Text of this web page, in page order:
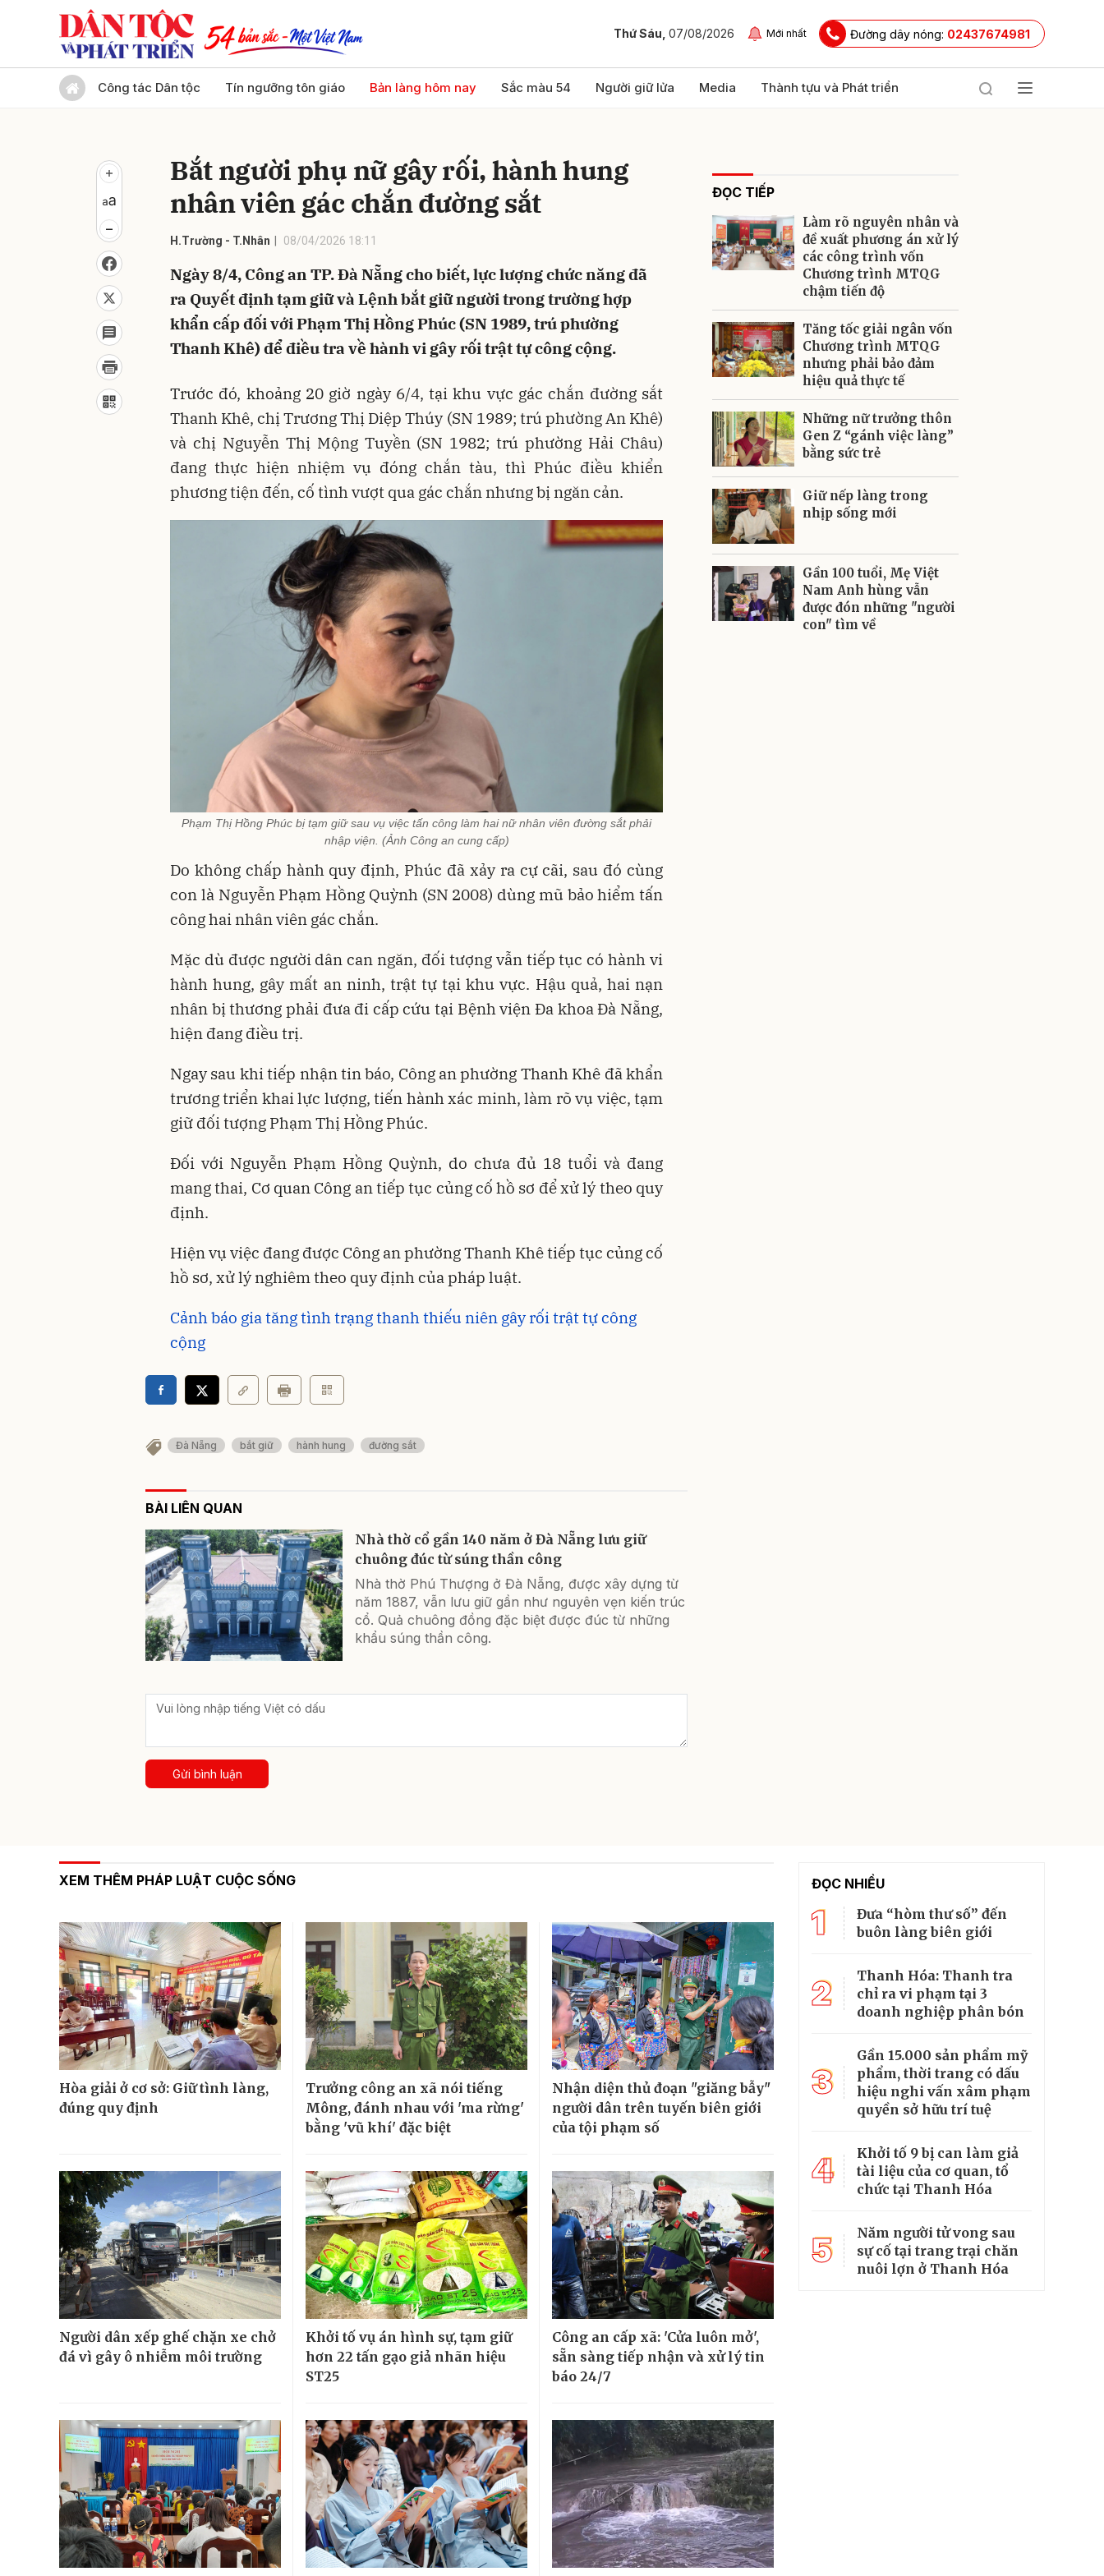
Thứ Sáu, 07/08/2026 Mới nhất Đường dây nóng: 02437674981
Công tác Dân tộc Tín ngưỡng tôn giáo Bản làng hôm nay Sắc màu 54 Người giữ lửa Media Thành tựu và Phát triển
Bắt người phụ nữ gây rối, hành hung
nhân viên gác chắn đường sắt
H.Trường - T.Nhân 08/04/2026 18:11
Ngày 8/4, Công an TP. Đà Nẵng cho biết, lực lượng chức năng đã
ra Quyết định tạm giữ và Lệnh bắt giữ người trong trường hợp
khẩn cấp đối với Phạm Thị Hồng Phúc (SN 1989, trú phường
Thanh Khê) để điều tra về hành vi gây rối trật tự công cộng.
Trước đó, khoảng 20 giờ ngày 6/4, tại khu vực gác chắn đường sắt
Thanh Khê, chị Trương Thị Diệp Thúy (SN 1989; trú phường An Khê)
và chị Nguyễn Thị Mộng Tuyền (SN 1982; trú phường Hải Châu)
đang thực hiện nhiệm vụ đóng chắn tàu, thì Phúc điều khiển
phương tiện đến, cố tình vượt qua gác chắn nhưng bị ngăn cản.
Phạm Thị Hồng Phúc bị tạm giữ sau vụ việc tấn công làm hai nữ nhân viên đường sắt phải
nhập viện. (Ảnh Công an cung cấp)
Do không chấp hành quy định, Phúc đã xảy ra cự cãi, sau đó cùng
con là Nguyễn Phạm Hồng Quỳnh (SN 2008) dùng mũ bảo hiểm tấn
công hai nhân viên gác chắn.
Mặc dù được người dân can ngăn, đối tượng vẫn tiếp tục có hành vi
hành hung, gây mất an ninh, trật tự tại khu vực. Hậu quả, hai nạn
nhân bị thương phải đưa đi cấp cứu tại Bệnh viện Đa khoa Đà Nẵng,
hiện đang điều trị.
Ngay sau khi tiếp nhận tin báo, Công an phường Thanh Khê đã khẩn
trương triển khai lực lượng, tiến hành xác minh, làm rõ vụ việc, tạm
giữ đối tượng Phạm Thị Hồng Phúc.
Đối với Nguyễn Phạm Hồng Quỳnh, do chưa đủ 18 tuổi và đang
mang thai, Cơ quan Công an tiếp tục củng cố hồ sơ để xử lý theo quy
định.
Hiện vụ việc đang được Công an phường Thanh Khê tiếp tục củng cố
hồ sơ, xử lý nghiêm theo quy định của pháp luật.
Cảnh báo gia tăng tình trạng thanh thiếu niên gây rối trật tự công
cộng
Đà Nẵng bắt giữ hành hung đường sắt
BÀI LIÊN QUAN
Nhà thờ cổ gần 140 năm ở Đà Nẵng lưu giữ
chuông đúc từ súng thần công
Nhà thờ Phú Thượng ở Đà Nẵng, được xây dựng từ
năm 1887, vẫn lưu giữ gần như nguyên vẹn kiến trúc
cổ. Quả chuông đồng đặc biệt được đúc từ những
khẩu súng thần công.
Gửi bình luận
ĐỌC TIẾP
Làm rõ nguyên nhân và
đề xuất phương án xử lý
các công trình vốn
Chương trình MTQG
chậm tiến độ
Tăng tốc giải ngân vốn
Chương trình MTQG
nhưng phải bảo đảm
hiệu quả thực tế
Những nữ trưởng thôn
Gen Z “gánh việc làng”
bằng sức trẻ
Giữ nếp làng trong
nhịp sống mới
Gần 100 tuổi, Mẹ Việt
Nam Anh hùng vẫn
được đón những "người
con" tìm về
XEM THÊM PHÁP LUẬT CUỘC SỐNG
Hòa giải ở cơ sở: Giữ tình làng,
đúng quy định
Trưởng công an xã nói tiếng
Mông, đánh nhau với 'ma rừng'
bằng 'vũ khí' đặc biệt
Nhận diện thủ đoạn "giăng bẫy"
người dân trên tuyến biên giới
của tội phạm số
Người dân xếp ghế chặn xe chở
đá vì gây ô nhiễm môi trường
Khởi tố vụ án hình sự, tạm giữ
hơn 22 tấn gạo giả nhãn hiệu
ST25
Công an cấp xã: 'Cửa luôn mở',
sẵn sàng tiếp nhận và xử lý tin
báo 24/7
ĐỌC NHIỀU
1
Đưa “hòm thư số” đến
buôn làng biên giới
2
Thanh Hóa: Thanh tra
chỉ ra vi phạm tại 3
doanh nghiệp phân bón
3
Gần 15.000 sản phẩm mỹ
phẩm, thời trang có dấu
hiệu nghi vấn xâm phạm
quyền sở hữu trí tuệ
4
Khởi tố 9 bị can làm giả
tài liệu của cơ quan, tổ
chức tại Thanh Hóa
5
Năm người tử vong sau
sự cố tại trang trại chăn
nuôi lợn ở Thanh Hóa
Gửi bình luận
Gửi